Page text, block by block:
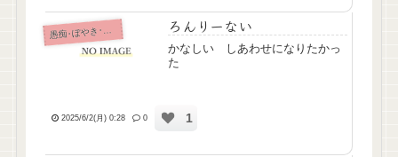
支援の事業所が事業撤退して1年...
愚 痴･ぼやき･病み記事 ろんりーない
かなしい しあわせになりたかっ
た
2025/6/2(月) 0:28 0 1